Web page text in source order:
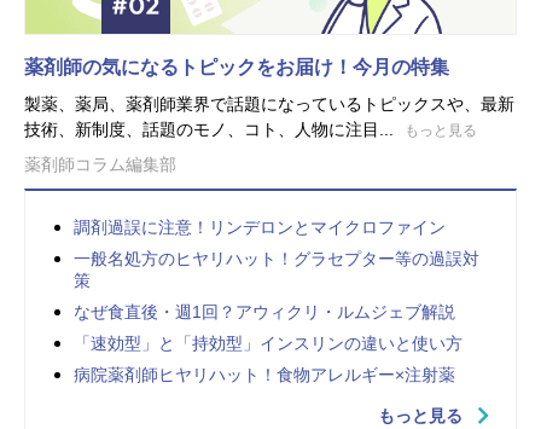
薬剤師の気になるトピックをお届け！今月の特集
製薬、薬局、薬剤師業界で話題になっているトピックスや、最新
技術、新制度、話題のモノ、コト、人物に注目...
もっと見る
薬剤師コラム編集部
調剤過誤に注意！リンデロンとマイクロファイン
一般名処方のヒヤリハット！グラセプター等の過誤対
策
なぜ食直後・週1回？アウィクリ・ルムジェブ解説
「速効型」と「持効型」インスリンの違いと使い方
病院薬剤師ヒヤリハット！食物アレルギー×注射薬
もっと見る